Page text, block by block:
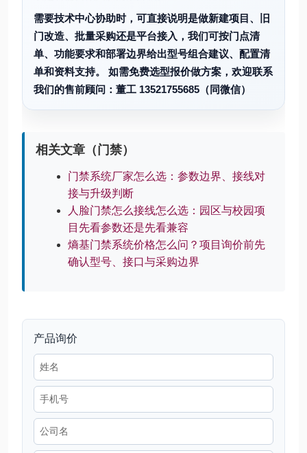
需要技术中心协助时，可直接说明是做新建项目、旧
门改造、批量采购还是平台接入，我们可按门点清
单、功能要求和部署边界给出型号组合建议、配置清
单和资料支持。 如需免费选型报价做方案，欢迎联系
我们的售前顾问：董工 13521755685（同微信）
相关文章（门禁）
门禁系统厂家怎么选：参数边界、接线对
接与升级判断
人脸门禁怎么接线怎么选：园区与校园项
目先看参数还是先看兼容
熵基门禁系统价格怎么问？项目询价前先
确认型号、接口与采购边界
产品询价